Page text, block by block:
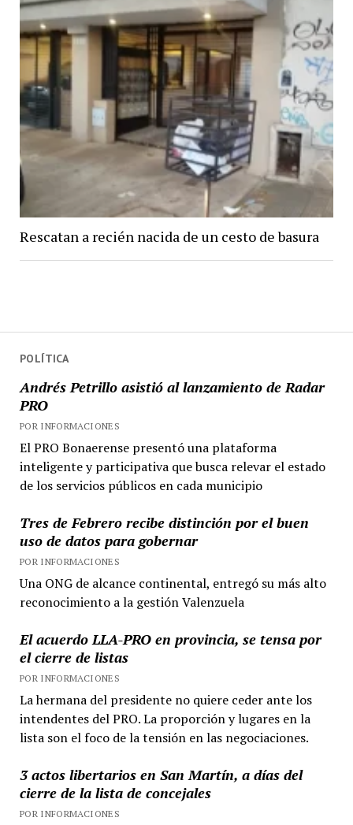
POLÍTICA
Andrés Petrillo asistió al lanzamiento de Radar
PRO
POR INFORMACIONES
El PRO Bonaerense presentó una plataforma
inteligente y participativa que busca relevar el estado
de los servicios públicos en cada municipio
Tres de Febrero recibe distinción por el buen
uso de datos para gobernar
POR INFORMACIONES
Una ONG de alcance continental, entregó su más alto
reconocimiento a la gestión Valenzuela
El acuerdo LLA-PRO en provincia, se tensa por
el cierre de listas
POR INFORMACIONES
La hermana del presidente no quiere ceder ante los
intendentes del PRO. La proporción y lugares en la
lista son el foco de la tensión en las negociaciones.
3 actos libertarios en San Martín, a días del
cierre de la lista de concejales
POR INFORMACIONES
Rescatan a recién nacida de un cesto de basura